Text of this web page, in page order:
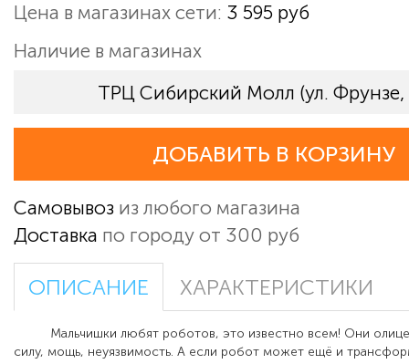
Цена в магазинах сети: 3 595 руб
Наличие в магазинах
ТРЦ Сибирский Молл (ул.
ДОБАВИТЬ В КОРЗИНУ
Самовывоз из любого магазина
Доставка по городу от 300 руб
ОПИСАНИЕ ХАРАКТЕРИСТИКИ
Мальчишки любят роботов, это известно всем! Они
силу, мощь, неуязвимость. А если робот может ещё и